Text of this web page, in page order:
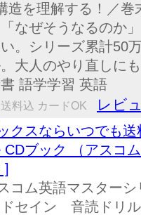
造を理解する！／
なぜそうなるのか
。シリーズ累計50
大人のやり直しに
語学学習 英語
料込 カードOK レビ
クスならいつでも
CDブック （アスコ
]
コム英語マスター
ドセイン 音読ドリ